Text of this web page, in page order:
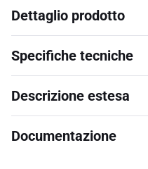
Dettaglio prodotto
Specifiche tecniche
Descrizione estesa
Documentazione